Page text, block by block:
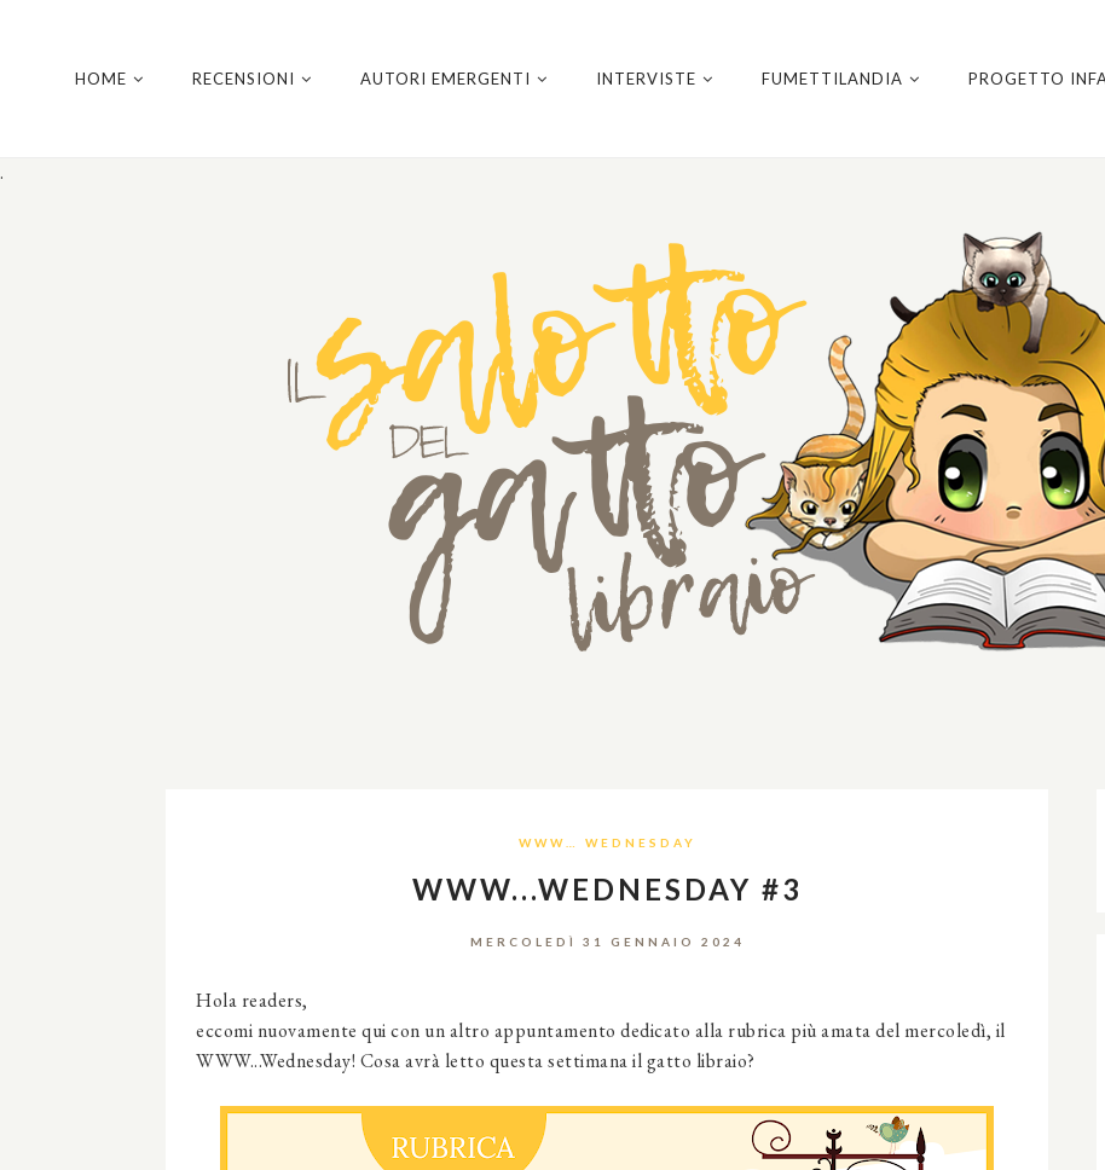
.
HOME RECENSIONI AUTORI EMERGENTI INTERVISTE FUMETTILANDIA PROGETTO
WWW… WEDNESDAY
WWW...WEDNESDAY #3
MERCOLEDÌ 31 GENNAIO 2024
Hola readers,
eccomi nuovamente qui con un altro appuntamento dedicato alla rubrica più amata del mercoledì, il
WWW...Wednesday! Cosa avrà letto questa settimana il gatto libraio?